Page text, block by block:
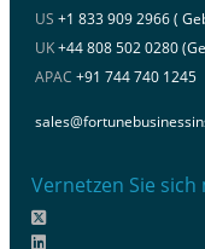
US +1 833 909 2966 (
UK+44 808 502 0280
APAC +91 744 740 1245
Vernetzen Sie sich